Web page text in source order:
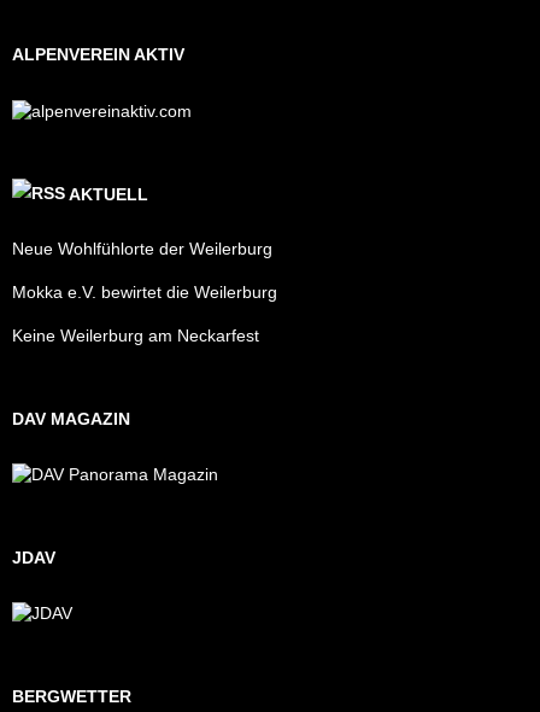
ALPENVEREIN AKTIV
AKTUELL
Neue Wohlfühlorte der Weilerburg
Mokka e.V. bewirtet die Weilerburg
Keine Weilerburg am Neckarfest
DAV MAGAZIN
JDAV
BERGWETTER